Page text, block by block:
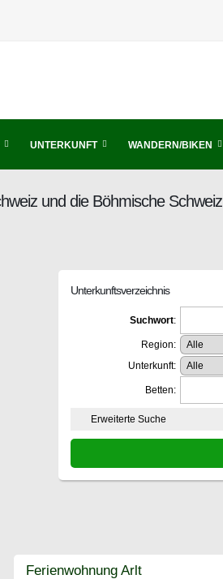
UNTERKUNFT WANDERN/BIKEN
und die Böhmische Schweiz
Unterkunftsverzeichnis
Suchwort:
Region:
Unterkunft:
Betten:
Erweiterte Suche
Ferienwohnung Arlt